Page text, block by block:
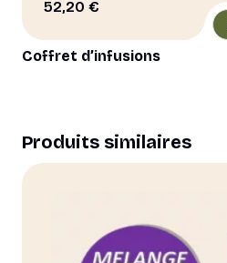
52,20 €
Coffret d’infusions
Produits similaires